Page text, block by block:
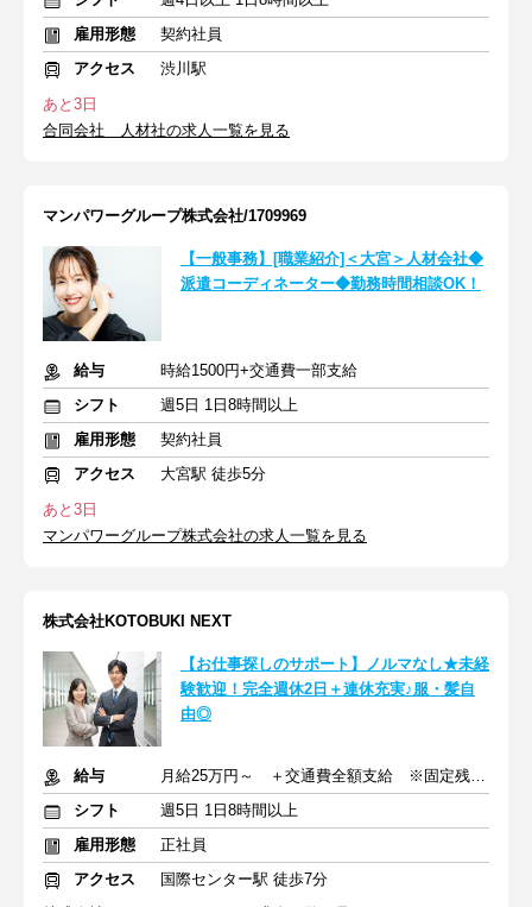
雇用形態
契約社員
アクセス
渋川駅
あと3日
合同会社 人材社の求人一覧を見る
マンパワーグループ株式会社/1709969
【一般事務】[職業紹介]＜大宮＞人材会社◆
派遣コーディネーター◆勤務時間相談OK！
給与
時給1500円+交通費一部支給
シフト
週5日 1日8時間以上
雇用形態
契約社員
アクセス
大宮駅 徒歩5分
あと3日
マンパワーグループ株式会社の求人一覧を見る
株式会社KOTOBUKI NEXT
【お仕事探しのサポート】ノルマなし★未経
験歓迎！完全週休2日＋連休充実♪服・髪自
由◎
給与
月給25万円～ ＋交通費全額支給 ※固定残業代含む
シフト
週5日 1日8時間以上
雇用形態
正社員
アクセス
国際センター駅 徒歩7分